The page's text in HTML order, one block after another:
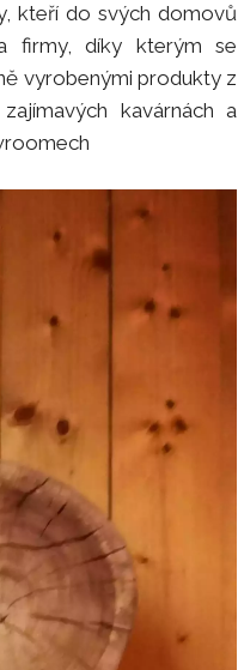
kteří do svých domovů
firmy, díky kterým se
vyrobenými produkty z
kavárnách a